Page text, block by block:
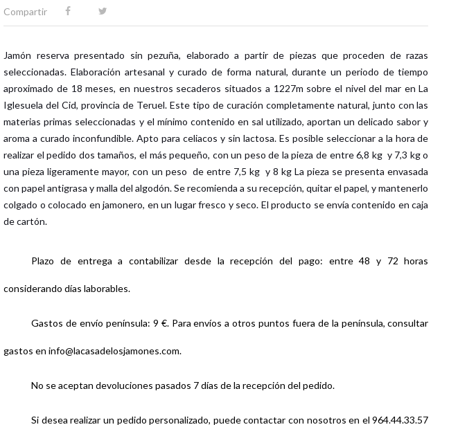
Compartir
Jamón reserva presentado sin pezuña, elaborado a partir de piezas que proceden de razas
seleccionadas. Elaboración artesanal y curado de forma natural, durante un periodo de tiempo
aproximado de 18 meses, en nuestros secaderos situados a 1227m sobre el nivel del mar en La
Iglesuela del Cid, provincia de Teruel. Este tipo de curación completamente natural, junto con las
materias primas seleccionadas y el mínimo contenido en sal utilizado, aportan un delicado sabor y
aroma a curado inconfundible. Apto para celiacos y sin lactosa. Es posible seleccionar a la hora de
realizar el pedido dos tamaños, el más pequeño, con un peso de la pieza de entre 6,8 kg y 7,3 kg o
una pieza ligeramente mayor, con un peso de entre 7,5 kg y 8 kg La pieza se presenta envasada
con papel antigrasa y malla del algodón. Se recomienda a su recepción, quitar el papel, y mantenerlo
colgado o colocado en jamonero, en un lugar fresco y seco. El producto se envía contenido en caja
de cartón.
Plazo de entrega a contabilizar desde la recepción del pago: entre 48 y 72 horas
considerando días laborables.
Gastos de envío península: 9 €. Para envíos a otros puntos fuera de la península, consultar
gastos en info@lacasadelosjamones.com.
No se aceptan devoluciones pasados 7 días de la recepción del pedido.
Si desea realizar un pedido personalizado, puede contactar con nosotros en el 964.44.33.57